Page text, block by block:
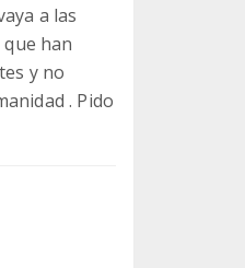
a las
han
y no
. Pido